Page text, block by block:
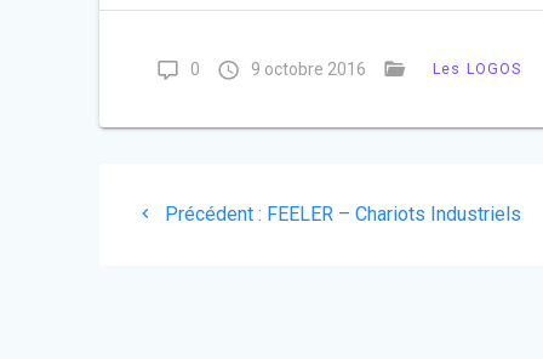
0 9 octobre 2016 Les LOGOS
Navigation
Précédent : Article
FEELER – Chariots Industriels